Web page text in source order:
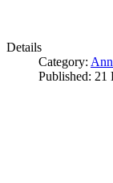
Details
Category:
Published: 21